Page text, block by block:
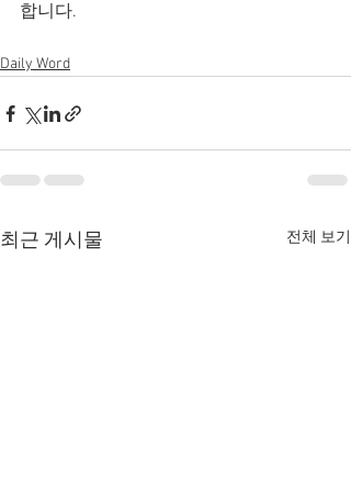
합니다.
Daily Word
최근 게시물 전체 보기